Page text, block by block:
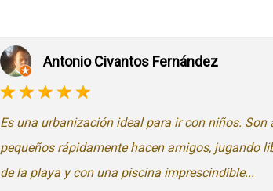
Antonio Civantos Fernández
Es una urbanización ideal para ir con niños.
pequeños rápidamente hacen amigos, jugando
de la playa y con una piscina imprescindible...